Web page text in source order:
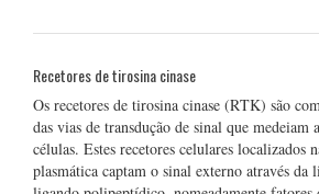
Recetores de tirosina cinase
Os recetores de tirosina cinase (RTK) são
das vias de transdução de sinal que medeiam
células. Estes recetores celulares localizados
plasmática captam o sinal externo através da